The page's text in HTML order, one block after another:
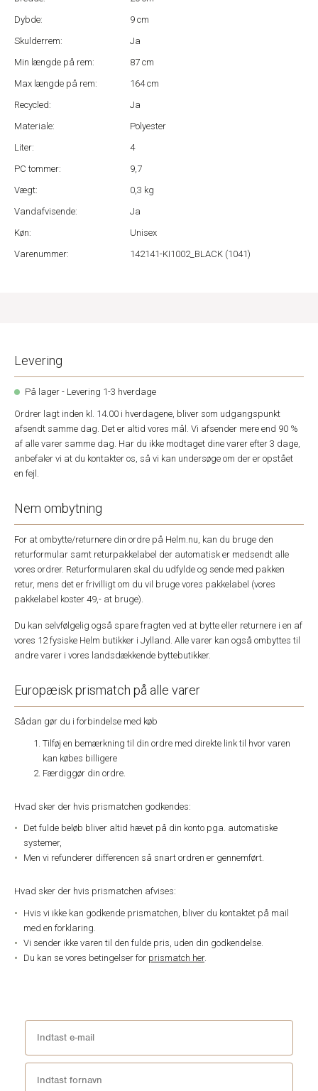
Dybde:
9 cm
Skulderrem:
Ja
Min længde på rem:
87 cm
Max længde på rem:
164 cm
Recycled:
Ja
Materiale:
Polyester
Liter:
4
PC tommer:
9,7
Vægt:
0,3 kg
Vandafvisende:
Ja
Køn:
Unisex
Varenummer:
142141-KI1002_BLACK (1041)
Levering
På lager - Levering 1-3 hverdage
Ordrer lagt inden kl. 14.00 i hverdagene, bliver som udgangspunkt
afsendt samme dag. Det er altid vores mål. Vi afsender mere end 90 %
af alle varer samme dag. Har du ikke modtaget dine varer efter 3 dage,
anbefaler vi at du kontakter os, så vi kan undersøge om der er opstået
en fejl.
Nem ombytning
For at ombytte/returnere din ordre på Helm.nu, kan du bruge den
returformular samt returpakkelabel der automatisk er medsendt alle
vores ordrer. Returformularen skal du udfylde og sende med pakken
retur, mens det er frivilligt om du vil bruge vores pakkelabel (vores
pakkelabel koster 49,- at bruge).
Du kan selvfølgelig også spare fragten ved at bytte eller returnere i en af
vores 12 fysiske Helm butikker i Jylland. Alle varer kan også ombyttes til
andre varer i vores landsdækkende byttebutikker.
Europæisk prismatch på alle varer
Sådan gør du i forbindelse med køb
Tilføj en bemærkning til din ordre med direkte link til hvor varen
kan købes billigere
Færdiggør din ordre.
Hvad sker der hvis prismatchen godkendes:
Det fulde beløb bliver altid hævet på din konto pga. automatiske
systemer,
Men vi refunderer differencen så snart ordren er gennemført.
Hvad sker der hvis prismatchen afvises:
Hvis vi ikke kan godkende prismatchen, bliver du kontaktet på mail
med en forklaring.
Vi sender ikke varen til den fulde pris, uden din godkendelse.
Du kan se vores betingelser for prismatch her.